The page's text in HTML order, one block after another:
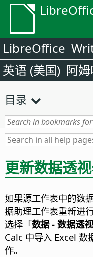
LibreOffice
英语 (美国) 阿
目录
更新数据透
如果源工作表中的数
据助理工作表重新进
选择「数据 - 数据透
Calc 中导入 Excel 数
作。